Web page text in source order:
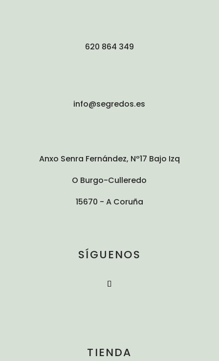
620 864 349
info@segredos.es
Anxo Senra Fernández, Nº17 Bajo Izq
O Burgo-Culleredo
15670 - A Coruña
SÍGUENOS
TIENDA